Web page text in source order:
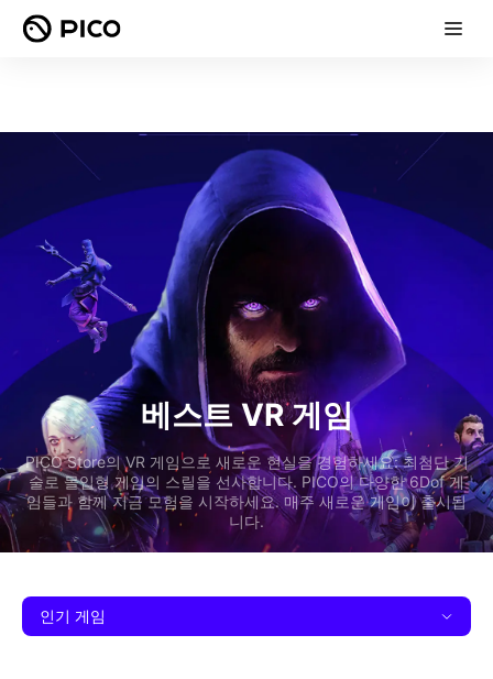
베스트 VR 게임
PICO Store의 VR 게임으로 새로운 현실을 경험하세요: 최첨단 기
술로 몰입형 게임의 스릴을 선사합니다. PICO의 다양한 6Dof 게
임들과 함께 지금 모험을 시작하세요. 매주 새로운 게임이 출시됩
니다.
인기 게임